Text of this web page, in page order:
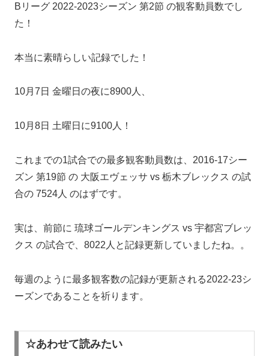
Bリーグ 2022-2023シーズン 第2節 の観客動員数でし
た！
本当に素晴らしい記録でした！
10月7日 金曜日の夜に8900人、
10月8日 土曜日に9100人！
これまでの1試合での最多観客動員数は、2016-17シー
ズン 第19節 の 大阪エヴェッサ vs 栃木ブレックス の試
合の 7524人 のはずです。
実は、前節に 琉球ゴールデンキングス vs 宇都宮ブレッ
クス の試合で、8022人と記録更新していましたね。。
毎週のように最多観客数の記録が更新される2022-23シ
ーズンであることを祈ります。
☆あわせて読みたい